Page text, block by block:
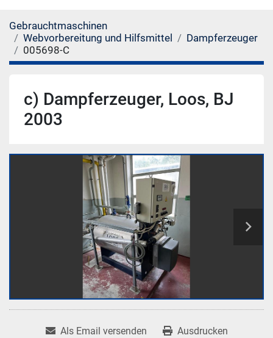
Gebrauchtmaschinen
Webvorbereitung und Hilfsmittel
Dampferzeuger
005698-C
c) Dampferzeuger, Loos, BJ
2003
Als Email versenden Ausdrucken